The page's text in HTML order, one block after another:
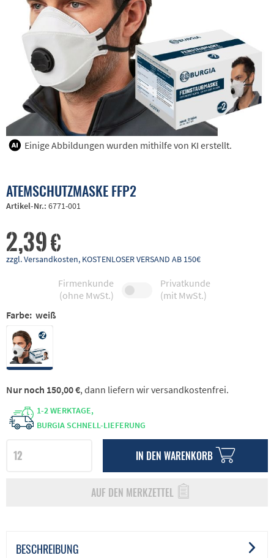
Einige Abbildungen wurden mithilfe von KI erstellt.
ATEMSCHUTZMASKE FFP2
Artikel-Nr.: 6771-001
2,39 €
zzgl. Versandkosten, KOSTENLOSER VERSAND AB 150€
Firmenkunde
(ohne MwSt.)
Privatkunde
(mit MwSt.)
Farbe: weiß
1-2 WERKTAGE,
BURGIA SCHNELL-LIEFERUNG
IN DEN WARENKORB
AUF DEN MERKZETTEL
Nur noch 150,00 €, dann liefern wir versandkostenfrei.
BESCHREIBUNG